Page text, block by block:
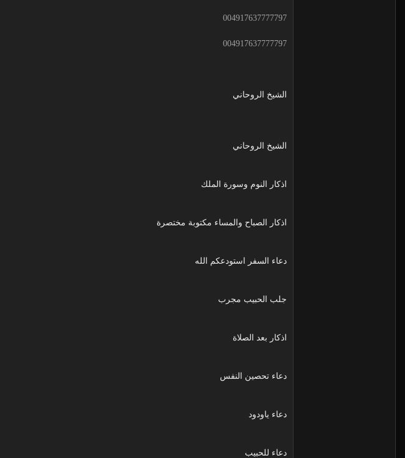
004917637777797
004917637777797
الشيخ الروحاني
الشيخ الروحاني
اذكار النوم وسورة الملك
اذكار الصباح والمساء مكتوبة مختصرة
دعاء السفر استودعكم الله
جلب الحبيب مجرب
اذكار بعد الصلاة
دعاء تحصين النفس
دعاء ياودود
دعاء للحبيب